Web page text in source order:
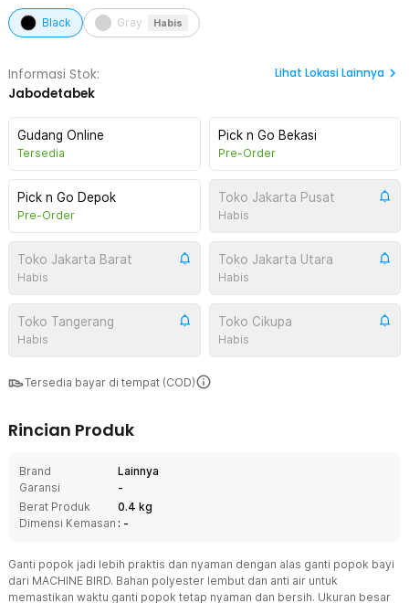
Black Gray Habis
Informasi Stok:
Jabodetabek
Lihat Lokasi Lainnya
Gudang Online
Tersedia
Pick n Go Bekasi
Pre-Order
Pick n Go Depok
Pre-Order
Toko Jakarta Pusat
Habis
Toko Jakarta Barat
Habis
Toko Jakarta Utara
Habis
Toko Tangerang
Habis
Toko Cikupa
Habis
Tersedia bayar di tempat (COD)
Rincian Produk
Brand
Lainnya
Garansi
-
Berat Produk
0.4 kg
Dimensi Kemasan : -
Ganti popok jadi lebih praktis dan nyaman dengan alas ganti popok bayi
dari MACHINE BIRD. Bahan polyester lembut dan anti air untuk
memastikan waktu ganti popok tetap nyaman dan bersih. Ukuran besar